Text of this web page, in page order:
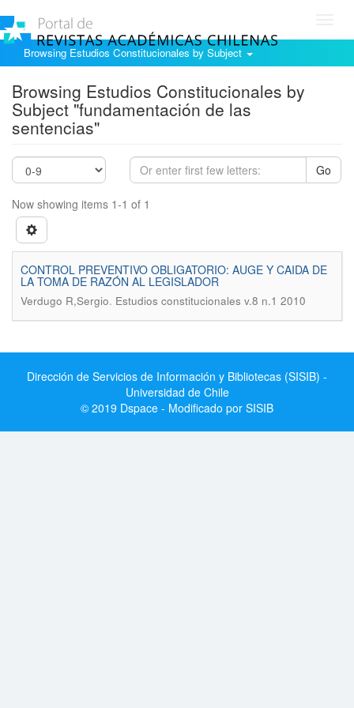
Browsing Estudios Constitucionales by Subject
Browsing Estudios Constitucionales by
Subject "fundamentación de las
sentencias"
Go
Now showing items 1-1 of 1
CONTROL PREVENTIVO OBLIGATORIO: AUGE Y CAIDA DE
LA TOMA DE RAZÓN AL LEGISLADOR
Verdugo R,Sergio. Estudios constitucionales v.8 n.1 2010
Dirección de Servicios de Información y Bibliotecas (SISIB) -
Universidad de Chile
© 2019 Dspace - Modificado por SISIB